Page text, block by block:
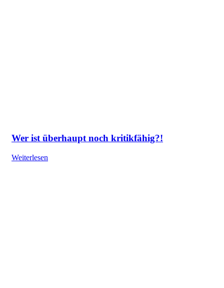
Wer ist überhaupt noch kritikfähig?!
Weiterlesen